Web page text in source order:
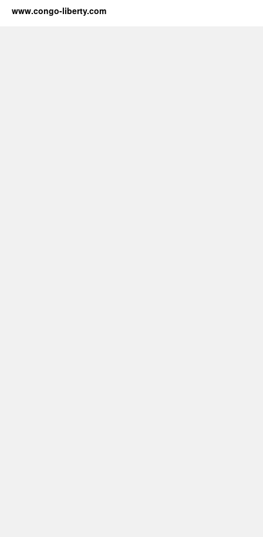
www.congo-liberty.com